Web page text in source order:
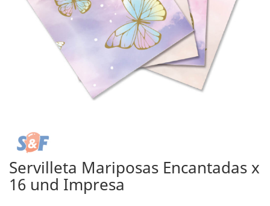
Servilleta Mariposas Encantadas x
16 und Impresa
Saltar
comienzo